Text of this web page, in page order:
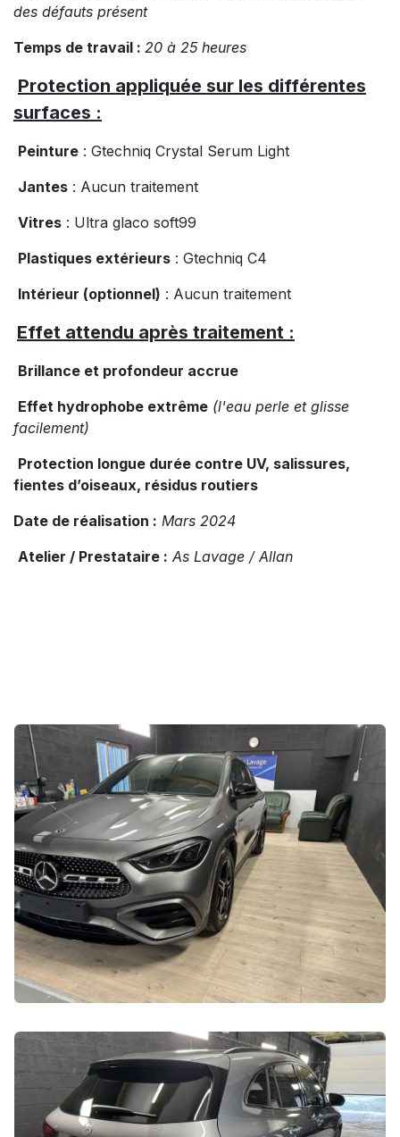
des défauts présent
Temps de travail : 20 à 25 heures
Protection appliquée sur les différentes
surfaces :
Peinture : Gtechniq Crystal Serum Light
Jantes : Aucun traitement
Vitres : Ultra glaco soft99
Plastiques extérieurs : Gtechniq C4
Intérieur (optionnel) : Aucun traitement
Effet attendu après traitement :
Brillance et profondeur accrue
Effet hydrophobe extrême (l'eau perle et glisse
facilement)
Protection longue durée contre UV, salissures,
fientes d’oiseaux, résidus routiers
Date de réalisation : Mars 2024
Atelier / Prestataire : As Lavage / Allan